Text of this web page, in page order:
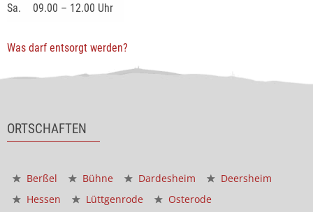
Sa. 09.00 – 12.00 Uhr
Was darf entsorgt werden?
ORTSCHAFTEN
Berßel Bühne Dardesheim
Deersheim
Hessen
Lüttgenrode
Osterode